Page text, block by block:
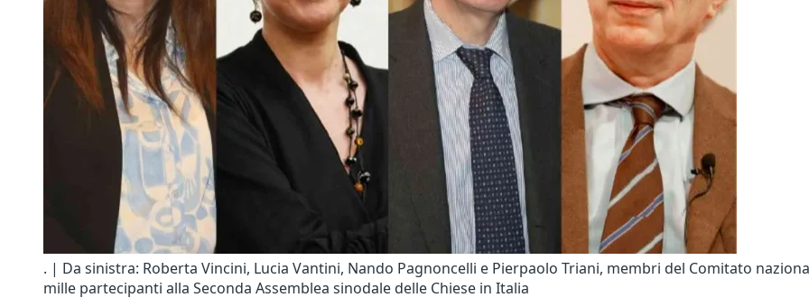
. | Da sinistra: Roberta Vincini, Lucia Vantini, Nando Pagnoncelli e Pierpaolo Triani, membri del Comitato
mille partecipanti alla Seconda Assemblea sinodale delle Chiese in Italia